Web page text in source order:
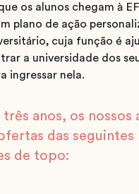
os alunos chegam à
plano de ação
cuja função é
a universidade dos
ingressar nela.
anos, os nossos
das seguintes
de topo: